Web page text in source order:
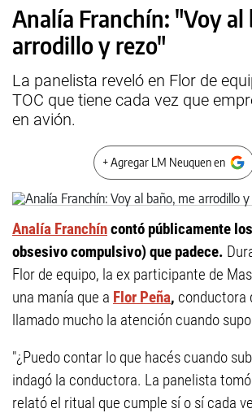
Analía Franchín: "Voy al
arrodillo y rezo"
La panelista reveló en Flor de
TOC que tiene cada vez que
en avión.
+ Agregar LM Neuquen en
Analía Franchíncontó públicamente
obsesivo compulsivo) que padece.
Flor de equipo, la ex participante de
una manía que a Flor Peña, conductora
llamado mucho la atención cuando
"¿Puedo contar lo que hacés cuando
indagó la conductora. La panelista
relató el ritual que cumple sí o sí cada